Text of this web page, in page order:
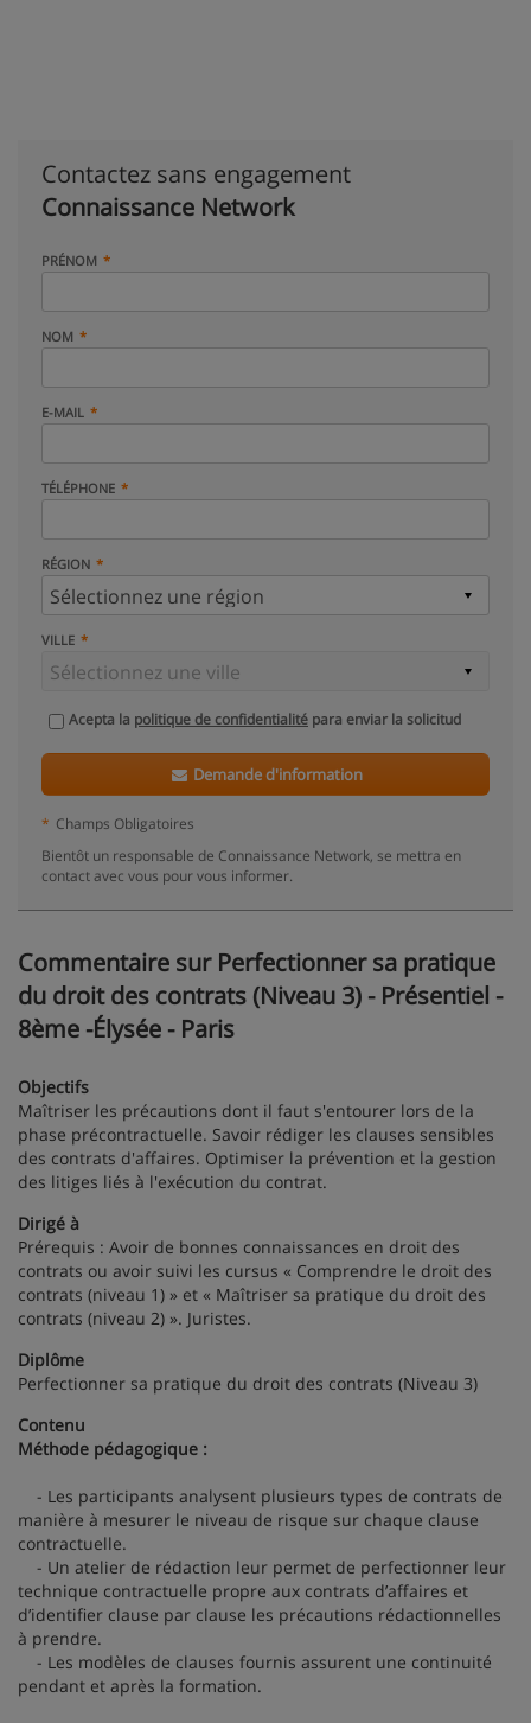
Contactez sans engagement
Connaissance Network
PRÉNOM
NOM
E-MAIL
TÉLÉPHONE
RÉGION
VILLE
Acepta la politique de confidentialité para enviar la solicitud
Demande d'information
* Champs Obligatoires
Bientôt un responsable de Connaissance Network, se mettra en
contact avec vous pour vous informer.
Commentaire sur Perfectionner sa pratique
du droit des contrats (Niveau 3) - Présentiel -
8ème -Élysée - Paris
Objectifs
Maîtriser les précautions dont il faut s'entourer lors de la
phase précontractuelle. Savoir rédiger les clauses sensibles
des contrats d'affaires. Optimiser la prévention et la gestion
des litiges liés à l'exécution du contrat.
Dirigé à
Prérequis : Avoir de bonnes connaissances en droit des
contrats ou avoir suivi les cursus « Comprendre le droit des
contrats (niveau 1) » et « Maîtriser sa pratique du droit des
contrats (niveau 2) ». Juristes.
Diplôme
Perfectionner sa pratique du droit des contrats (Niveau 3)
Contenu
Méthode pédagogique :
- Les participants analysent plusieurs types de contrats de
manière à mesurer le niveau de risque sur chaque clause
contractuelle.
- Un atelier de rédaction leur permet de perfectionner leur
technique contractuelle propre aux contrats d’affaires et
d’identifier clause par clause les précautions rédactionnelles
à prendre.
- Les modèles de clauses fournis assurent une continuité
pendant et après la formation.